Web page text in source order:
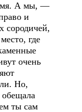
А мы, —
и
сородичей,
где
очень
Но,
обещала
ты сам